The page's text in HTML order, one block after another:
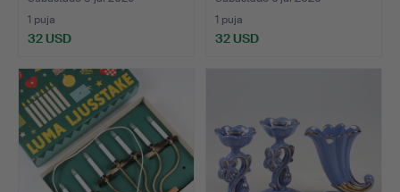
1 puja
32 USD
1 puja
32 USD